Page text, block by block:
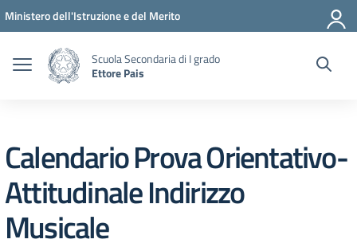
Vai ai contenuti
Vai al menu di navigazione
Vai al footer
Ministero dell'Istruzione e del Merito
Scuola Secondaria di I grado
Ettore Pais
Calendario Prova Orientativo-
Attitudinale Indirizzo
Musicale